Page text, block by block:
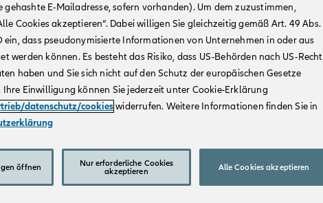
gehashte E-Mailadresse, sofern vorhanden). Um dem zuzustimmen,
Cookies akzeptieren“. Dabei willigen Sie gleichzeitig gemäß Art. 49 Abs.
ein, dass pseudonymisierte Informationen von Unternehmen in oder aus
werden können. Es besteht das Risiko, dass US-Behörden nach US-Recht
haben und Sie sich nicht auf den Schutz der europäischen Gesetze
Ihre Einwilligung können Sie jederzeit unter Cookie-Erklärung
datenschutz/cookieswiderrufen. Weitere Informationen finden Sie in
öffnen
Nur erforderliche Cookies
akzeptieren
Alle Cookies akzeptieren